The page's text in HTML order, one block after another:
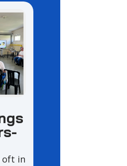
oft in